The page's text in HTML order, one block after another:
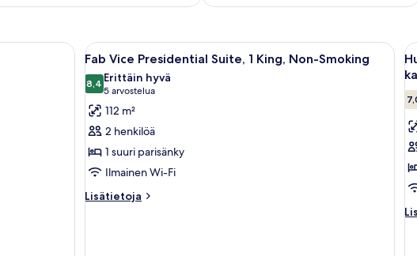
Avaa
kaikki
huonetyypin
Fab
Vice
Presidential
Suite,
1
King,
Tilava olohuone, jossa on suuri
5
Fab Vice Presidential Suite, 1 King, Non-Smoking
8,48,4 kautta 10
Erittäin hyvä
5 arvostelua
(5
arvostelua)
112 m²
2 henkilöä
1 suuri parisänky
Ilmainen Wi-Fi
Lisätietoja
Lisätietoja
1